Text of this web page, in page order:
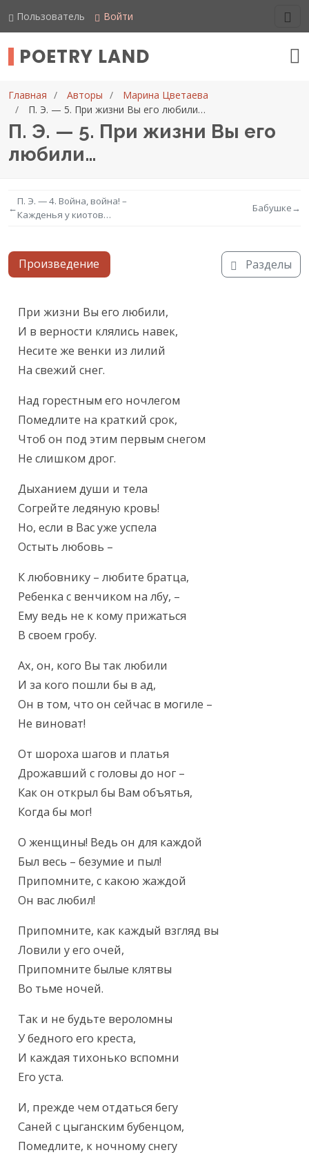
Пользователь Войти
POETRY LAND
Главная Авторы
Марина Цветаева
П. Э. — 5. При жизни Вы его любили…
П. Э. — 5. При жизни Вы его
любили…
←
П. Э. — 4. Война, война! –
Кажденья у киотов…
Бабушке→
Произведение Разделы
Текст произведения
При жизни Вы его любили,
И в верности клялись навек,
Несите же венки из лилий
На свежий снег.
Над горестным его ночлегом
Помедлите на краткий срок,
Чтоб он под этим первым снегом
Не слишком дрог.
Дыханием души и тела
Согрейте ледяную кровь!
Но, если в Вас уже успела
Остыть любовь –
К любовнику – любите братца,
Ребенка с венчиком на лбу, –
Ему ведь не к кому прижаться
В своем гробу.
Ах, он, кого Вы так любили
И за кого пошли бы в ад,
Он в том, что он сейчас в могиле –
Не виноват!
От шороха шагов и платья
Дрожавший с головы до ног –
Как он открыл бы Вам объятья,
Когда бы мог!
О женщины! Ведь он для каждой
Был весь – безумие и пыл!
Припомните, с какою жаждой
Он вас любил!
Припомните, как каждый взгляд вы
Ловили у его очей,
Припомните былые клятвы
Во тьме ночей.
Так и не будьте вероломны
У бедного его креста,
И каждая тихонько вспомни
Его уста.
И, прежде чем отдаться бегу
Саней с цыганским бубенцом,
Помедлите, к ночному снегу